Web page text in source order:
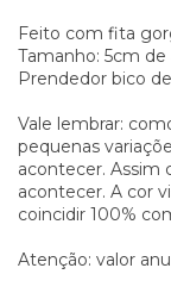
Feito com fita
Tamanho: 5cm
Prendedor bico
Vale lembrar:
pequenas
acontecer. Assim
acontecer. A cor
coincidir 100%
Atenção: valor